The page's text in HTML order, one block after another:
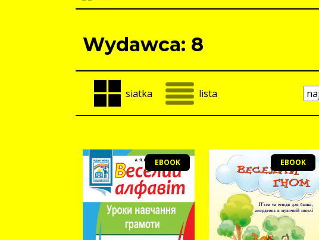
Wydawca: 8
siatka lista
EBOOK EBOOK